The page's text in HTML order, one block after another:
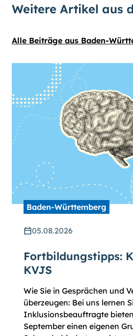
Weitere Artikel aus
Alle Beiträge aus Baden-
Baden-Württemberg
05.08.2026
Fortbildungstipps:
KVJS
Wie Sie in Gesprächen und
überzeugen: Bei uns lernen
Inklusionsbeauftragte
September einen eigenen